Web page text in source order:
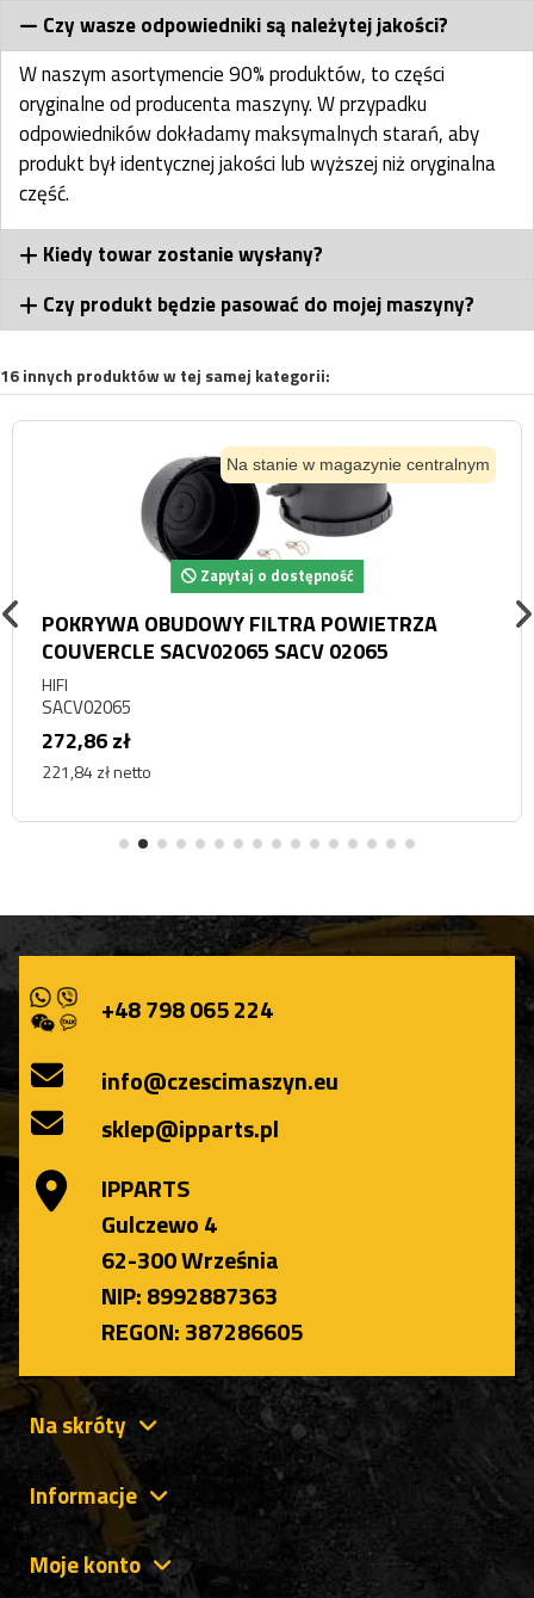
Czy wasze odpowiedniki są należytej jakości?
W naszym asortymencie 90% produktów, to części
oryginalne od producenta maszyny. W przypadku
odpowiedników dokładamy maksymalnych starań, aby
produkt był identycznej jakości lub wyższej niż oryginalna
część.
Kiedy towar zostanie wysłany?
Czy produkt będzie pasować do mojej maszyny?
16 innych produktów w tej samej kategorii:
Na stanie w magazynie centralnym
Zapytaj o dostępność
POKRYWA OBUDOWY FILTRA POWIETRZA
COUVERCLE SACV02065 SACV 02065
HIFI
SACV02065
272,86 zł
221,84 zł netto
+48 798 065 224
info@czescimaszyn.eu
sklep@ipparts.pl
IPPARTS
Gulczewo 4
62-300 Września
NIP: 8992887363
REGON: 387286605
Na skróty
Informacje
Moje konto